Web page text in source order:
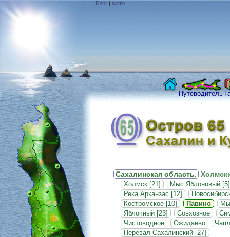
Блог | Фото
Путеводитель
Сахалинская область.
Холмск [21]
Мыс Яблоновый [5]
Река Арканзас [12]
Костромское [10]
Павино
Яблочный [23]
Совхозное
Чистоводное
Ожидаево
Перевал Сахалинский [27]